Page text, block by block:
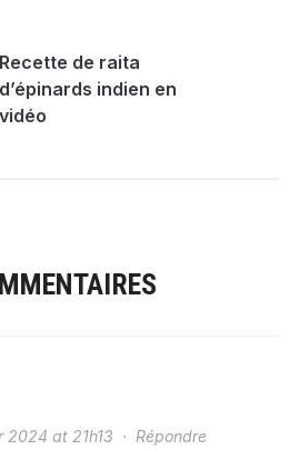
Recette de raita
d’épinards indien en
vidéo
2024 at 21h13 · Répondre